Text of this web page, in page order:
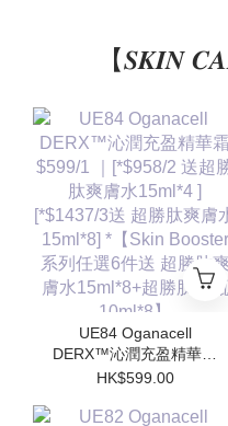
【𝑺𝑲𝑰𝑵
UE84 Oganacell
DERX™沁潤充盈精華霜
$599/1 ｜[*$958/2 送超
[*$1437/3送 超勝肽爽膚
HK$599.00